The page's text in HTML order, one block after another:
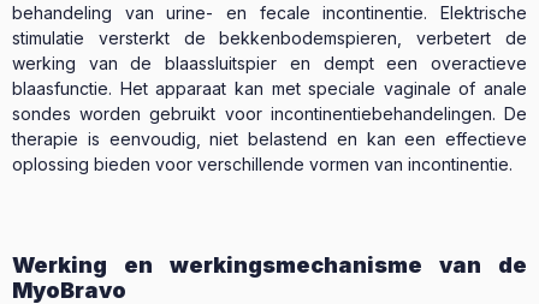
behandeling van urine- en fecale incontinentie. Elektrische
stimulatie versterkt de bekkenbodemspieren, verbetert de
werking van de blaassluitspier en dempt een overactieve
blaasfunctie. Het apparaat kan met speciale vaginale of anale
sondes worden gebruikt voor incontinentiebehandelingen. De
therapie is eenvoudig, niet belastend en kan een effectieve
oplossing bieden voor verschillende vormen van incontinentie.
Werking en werkingsmechanisme van de
MyoBravo